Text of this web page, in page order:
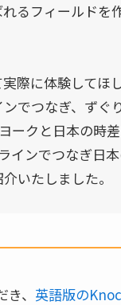
るフィールドを
際に体験してほ
でつなぎ、ずぐ
クと日本の時
ンでつなぎ日
いたしました。
、 英語版の